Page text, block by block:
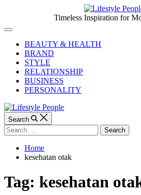
content
People
Timeless Inspiration for
Off
CanvasBEAUTY & HEALTH
BRAND
STYLE
RELATIONSHIP
BUSINESS
PERSONALITY
Search
Search
for:
Home
kesehatan otak
Tag: kesehatan